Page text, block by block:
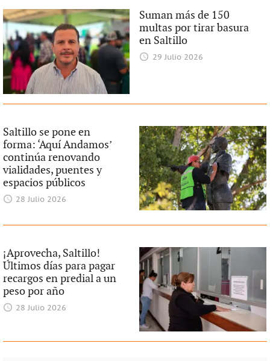
Suman más de 150
multas por tirar basura
en Saltillo
29 Julio 2026
Saltillo se pone en
forma: ‘Aquí Andamos’
continúa renovando
vialidades, puentes y
espacios públicos
28 Julio 2026
¡Aprovecha, Saltillo!
Últimos días para pagar
recargos en predial a un
peso por año
28 Julio 2026